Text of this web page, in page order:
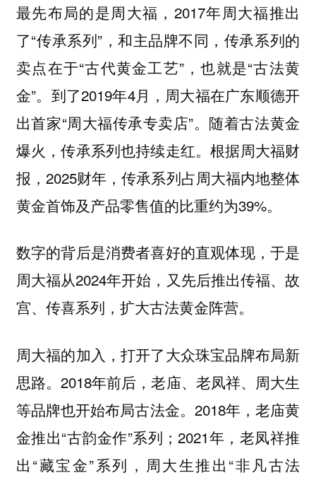
最先布局的是周大福，2017年周大福推出
了“传承系列”，和主品牌不同，传承系列的
卖点在于“古代黄金工艺”，也就是“古法黄
金”。到了2019年4月，周大福在广东顺德开
出首家“周大福传承专卖店”。随着古法黄金
爆火，传承系列也持续走红。根据周大福财
报，2025财年，传承系列占周大福内地整体
黄金首饰及产品零售值的比重约为39%。
数字的背后是消费者喜好的直观体现，于是
周大福从2024年开始，又先后推出传福、故
宫、传喜系列，扩大古法黄金阵营。
周大福的加入，打开了大众珠宝品牌布局新
思路。2018年前后，老庙、老凤祥、周大生
等品牌也开始布局古法金。2018年，老庙黄
金推出“古韵金作”系列；2021年，老凤祥推
出“藏宝金”系列，周大生推出“非凡古法